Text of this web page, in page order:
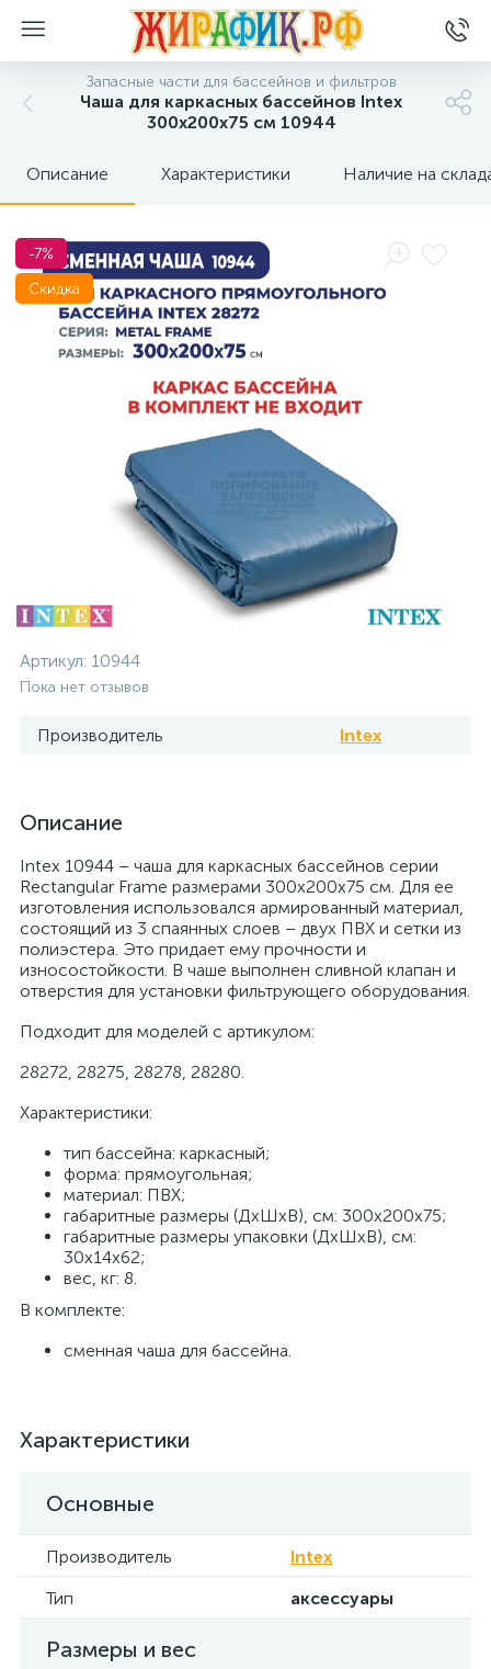
Запасные части для бассейнов и фильтров
Чаша для каркасных бассейнов Intex
300x200x75 см 10944
Описание Характеристики Наличие на
-7%
Скидка
Артикул: 10944
Пока нет отзывов
Производитель Intex
Описание
Intex 10944 – чаша для каркасных бассейнов серии
Rectangular Frame размерами 300х200х75 см. Для ее
изготовления использовался армированный материал,
состоящий из 3 спаянных слоев – двух ПВХ и сетки из
полиэстера. Это придает ему прочности и
износостойкости. В чаше выполнен сливной клапан и
отверстия для установки фильтрующего оборудования.
Подходит для моделей с артикулом:
28272, 28275, 28278, 28280.
Характеристики:
тип бассейна: каркасный;
форма: прямоугольная;
материал: ПВХ;
габаритные размеры (ДхШхВ), см: 300х200х75;
габаритные размеры упаковки (ДхШхВ), см:
30х14х62;
вес, кг: 8.
В комплекте:
сменная чаша для бассейна.
Характеристики
Основные
Производитель
Intex
Тип
аксессуары
Размеры и вес